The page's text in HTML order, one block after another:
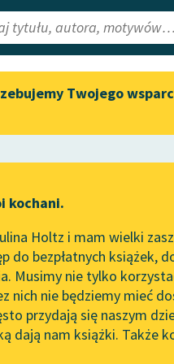
Lektury
redakcyjne
Spotkanie z
do słuchania
Lekturach
Nowy
o Oriencie”
Kolekcja
Wolne
Twojego
kochani.
Holtz i mam wielki
do bezpłatnych książek,
Musimy nie tylko
nich nie będziemy mieć
przydają się naszym
dają nam książki. Także
✖ Współczesność✖